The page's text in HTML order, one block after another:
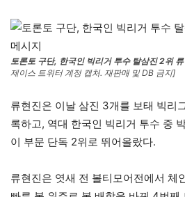
토론토 구단, 한국인 빅리거 투수 탈삼진 2위
제이스 트위터 계정 캡처. 재판매 및 DB 금지]
류현진은 이날 삼진 3개를 보태 빅리
록하고, 역대 한국인 빅리거 투수 중
이 부문 단독 2위로 뛰어올랐다.
류현진은 엿새 전 볼티모어전에서 체